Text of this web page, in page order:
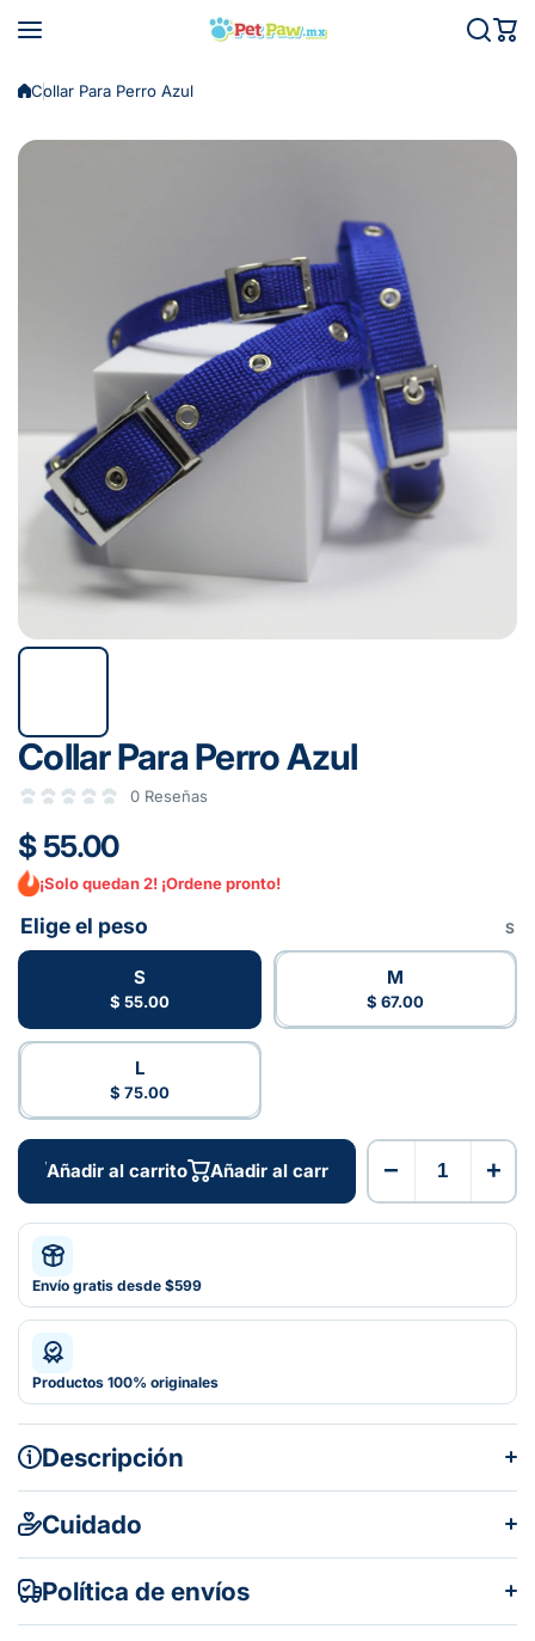
Collar Para Perro Azul
Collar Para Perro Azul
0 Reseñas
$ 55.00
¡Solo quedan 2! ¡Ordene pronto!
Elige el peso S
S
$ 55.00
M
$ 67.00
L
$ 75.00
Añadir al carrito Añadir al carrito − +
Envío gratis desde $599
Productos 100% originales
Descripción
Cuidado
Política de envíos